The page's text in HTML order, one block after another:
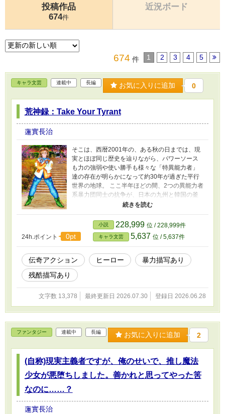
投稿作品
674件
近況ボード
674 件 1 2 3 4 5
キャラ文芸 連載中 長編 お気に入りに追加 0
荒神録：Take Your Tyrant
蓮實長治
そこは、西暦2001年の、ある秋の日までは、現
実とほぼ同じ歴史を辿りながら、パワーソース
も力の強弱や使い勝手も様々な「特異能力者」
達の存在が明らかになって約30年が過ぎた平行
世界の地球。 ここ半年ほどの間、2つの異能力者
系暴力団同士の抗争が、日本の九州と韓国の釜
山で拡大していた。 日韓両国の異能力犯罪専門
の警察機構、違法「正義の味方」、日本海に浮
かぶ人工島「NEO TOKYO」の自警団、減刑の為
に「犯罪者を狩る犯罪者」となった者達から構
成される囚人部隊。 様々な者達が、この抗争に
巻き込まれていき……ついに、その年のクリス
マス、福岡県福岡市に、雪ではなく大量の血の
雨が降る事態に……？ ※章ごとに主人公が違う
群像劇形式になる予定です。 ※残酷シーンをギ
下さい。 ※「なろう」「カクヨム」「アルファ
「Tales」に同じモノを投稿しています。
24h.ポイント 0pt
小説 228,999 位 / 228,999件
キャラ文芸 5,637 位 / 5,637件
伝奇アクション ヒーロー
暴力描写あり
残酷描写あり
文字数 13,378 最終更新日 2026.07.30 登録日 2026.06.28
ファンタジー 連載中 長編 お気に入りに追加 2
(自称)現実主義者ですが、俺のせいで、推し魔法
少女が悪堕ちしました。善かれと思ってやった筈
なのに……？
蓮實長治